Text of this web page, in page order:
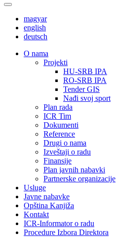
magyar
english
deutsch
О nama
Projekti
HU-SRB IPA
RO-SRB IPA
Tender GIS
Nađi svoj sport
Plan rada
ICR Tim
Dokumenti
Reference
Drugi o nama
Izveštaji o radu
Finansije
Plan javnih nabavki
Partnerske organizacije
Usluge
Javne nabavke
Opština Kanjiža
Kontakt
ICR-Informator o radu
Procedure Izbora Direktora